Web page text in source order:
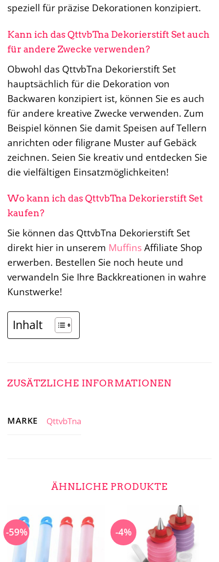
speziell für präzise Dekorationen konzipiert.
Kann ich das QttvbTna Dekorierstift Set auch
für andere Zwecke verwenden?
Obwohl das QttvbTna Dekorierstift Set
hauptsächlich für die Dekoration von
Backwaren konzipiert ist, können Sie es auch
für andere kreative Zwecke verwenden. Zum
Beispiel können Sie damit Speisen auf Tellern
anrichten oder filigrane Muster auf Gebäck
zeichnen. Seien Sie kreativ und entdecken Sie
die vielfältigen Einsatzmöglichkeiten!
Wo kann ich das QttvbTna Dekorierstift Set
kaufen?
Sie können das QttvbTna Dekorierstift Set
direkt hier in unserem MuffinsAffiliate Shop
erwerben. Bestellen Sie noch heute und
verwandeln Sie Ihre Backkreationen in wahre
Kunstwerke!
Inhalt
ZUSÄTZLICHE INFORMATIONEN
MARKE QttvbTna
ÄHNLICHE PRODUKTE
-59% -4%